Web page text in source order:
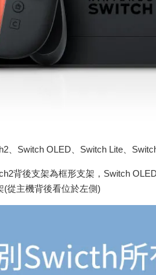
、Switch OLED、Switch Lite、
背後支架為框形支架，Switch
(從主機背後看位於左側)